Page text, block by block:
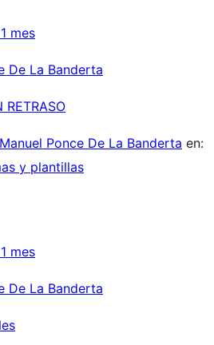
mes
De La Banderta
RETRASO
Manuel Ponce De La Banderta en:
y plantillas
mes
De La Banderta